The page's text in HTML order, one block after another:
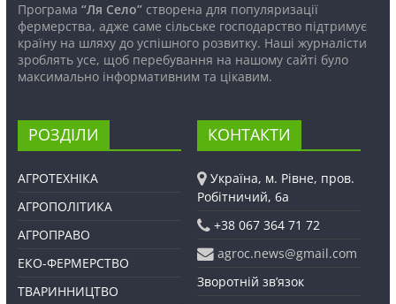
Програма “Ля Село”створена для популяризації
фермерства, адже саме сільське господарство підтримує
країну на шляху до успішного розвитку. Наші журналісти
зроблять усе, щоб перебування на нашому сайті було
максимально інформативним та цікавим.
РОЗДІЛИ
АГРОТЕХНІКА
АГРОПОЛІТИКА
АГРОПРАВО
ЕКО-ФЕРМЕРСТВО
ТВАРИННИЦТВО
КОНТАКТИ
Україна, м. Рівне, пров.
Робітничий, 6а
+38 067 364 71 72
agroc.news@gmail.com
Зворотній зв’язок